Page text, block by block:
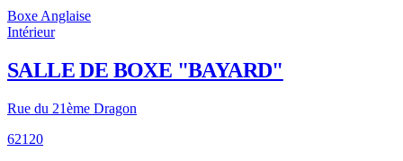
Boxe Anglaise
Intérieur
SALLE DE BOXE "BAYARD"
Rue du 21ème Dragon
62120